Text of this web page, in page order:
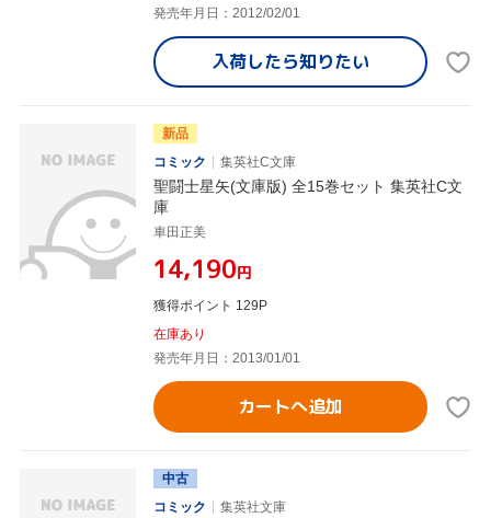
発売年月日：2012/02/01
入荷したら知りたい
新品
コミック
集英社C文庫
聖闘士星矢(文庫版) 全15巻セット 集英社C文
庫
車田正美
¥14,190円
獲得ポイント 129P
在庫あり
発売年月日：2013/01/01
カートへ追加
中古
コミック
集英社文庫